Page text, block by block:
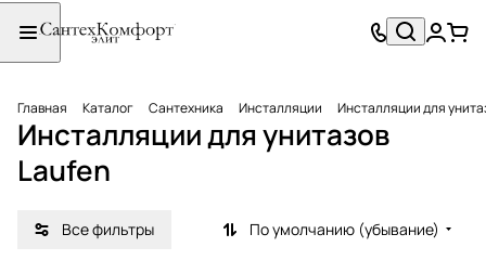
Главная Каталог Сантехника Инсталляции Инсталляции для
Инсталляции для унитазов
Laufen
Все фильтры По умолчанию (убывание)